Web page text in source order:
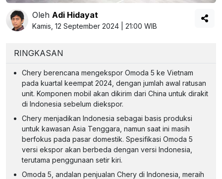
Oleh Adi Hidayat
Kamis, 12 September 2024 | 21:00 WIB
RINGKASAN
Chery berencana mengekspor Omoda 5 ke Vietnam
pada kuartal keempat 2024, dengan jumlah awal ratusan
unit. Komponen mobil akan dikirim dari China untuk dirakit
di Indonesia sebelum diekspor.
Chery menjadikan Indonesia sebagai basis produksi
untuk kawasan Asia Tenggara, namun saat ini masih
berfokus pada pasar domestik. Spesifikasi Omoda 5
versi ekspor akan berbeda dengan versi Indonesia,
terutama penggunaan setir kiri.
Omoda 5, andalan penjualan Chery di Indonesia, meraih